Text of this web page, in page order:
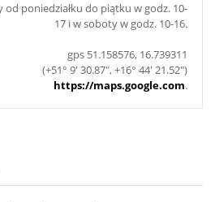
od poniedziałku do piątku w godz. 10-
17 i w soboty w godz. 10-16.
gps 51.158576, 16.739311
(+51° 9' 30.87", +16° 44' 21.52")
https://maps.google.com.